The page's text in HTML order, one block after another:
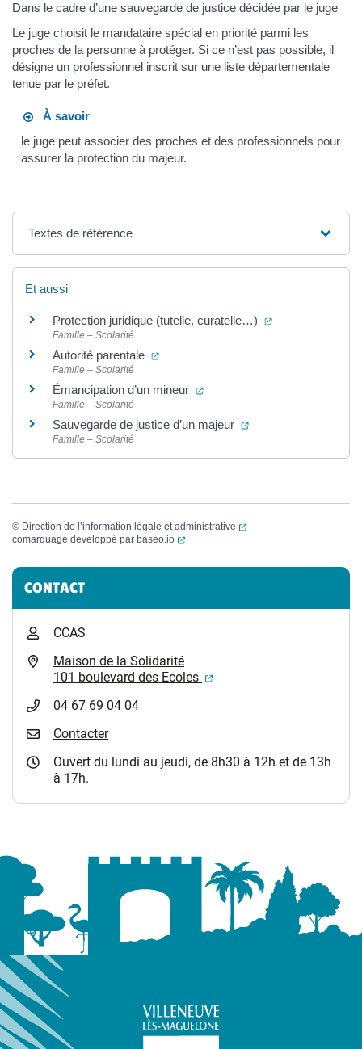
Dans le cadre d’une sauvegarde de justice décidée par le juge
Le juge choisit le mandataire spécial en priorité parmi les
proches de la personne à protéger. Si ce n’est pas possible, il
désigne un professionnel inscrit sur une liste départementale
tenue par le préfet.
À savoir
le juge peut associer des proches et des professionnels pour
assurer la protection du majeur.
Textes de référence
Et aussi
Protection juridique (tutelle, curatelle…) (ouverture dans
Famille – Scolarité
Autorité parentale (ouverture dans un nouvel onglet)
Famille – Scolarité
Émancipation d’un mineur (ouverture dans un nouvel
Famille – Scolarité
Sauvegarde de justice d’un majeur (ouverture dans un
Famille – Scolarité
© Direction de l’information légale et administrative
(ouverture dans un
comarquage developpé par baseo.io (ouverture dans un nouvel onglet)
Informations complémentaires
CONTACT
CCAS
Maison de la Solidarité
101 boulevard des Ecoles
(ouverture dans un
04 67 69 04 04
Contacter
Ouvert du lundi au jeudi, de 8h30 à 12h et de 13h
à 17h.